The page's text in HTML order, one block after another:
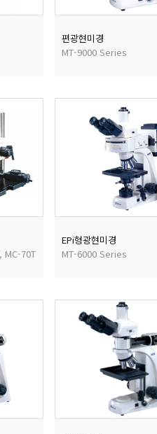
편광현미경
MT-9000 Series
MC-70T
EPi형광현미경
MT-6000 Series